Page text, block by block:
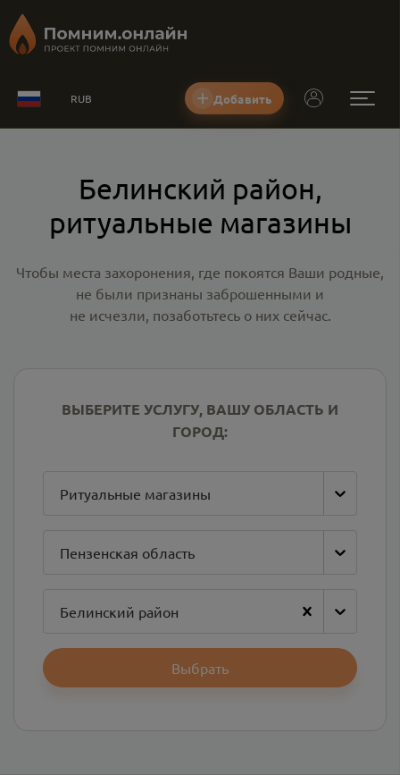
RUB Добавить
Белинский район,
ритуальные магазины
Чтобы места захоронения, где покоятся Ваши родные,
не были признаны заброшенными и
не исчезли, позаботьтесь о них сейчас.
ВЫБЕРИТЕ УСЛУГУ, ВАШУ ОБЛАСТЬ И
ГОРОД:
Ритуальные магазины
Пензенская область
Белинский район
Выбрать